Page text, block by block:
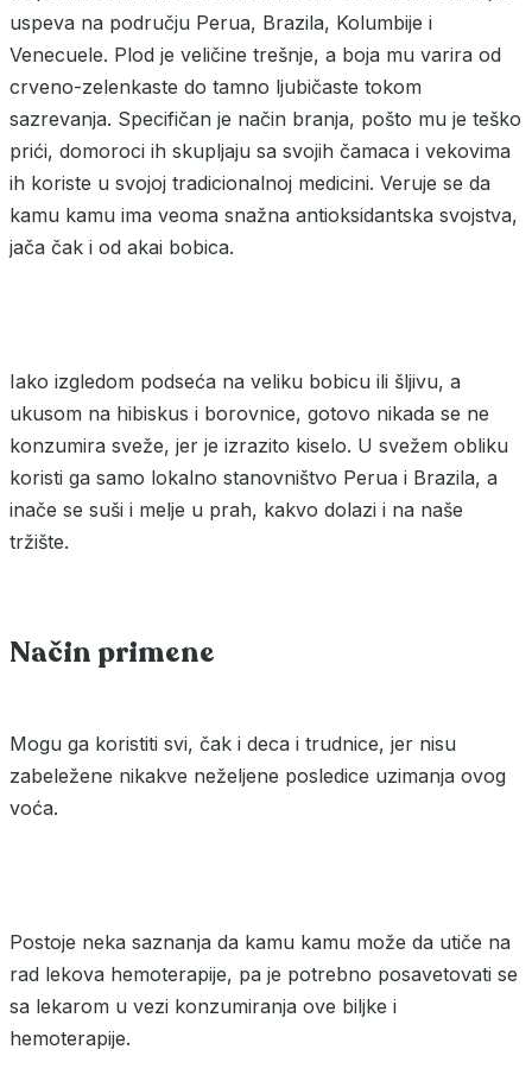
uspeva na području Perua, Brazila, Kolumbije i
Venecuele. Plod je veličine trešnje, a boja mu varira od
crveno-zelenkaste do tamno ljubičaste tokom
sazrevanja. Specifičan je način branja, pošto mu je teško
prići, domoroci ih skupljaju sa svojih čamaca i vekovima
ih koriste u svojoj tradicionalnoj medicini. Veruje se da
kamu kamu ima veoma snažna antioksidantska svojstva,
jača čak i od akai bobica.
Iako izgledom podseća na veliku bobicu ili šljivu, a
ukusom na hibiskus i borovnice, gotovo nikada se ne
konzumira sveže, jer je izrazito kiselo. U svežem obliku
koristi ga samo lokalno stanovništvo Perua i Brazila, a
inače se suši i melje u prah, kakvo dolazi i na naše
tržište.
Način primene
Mogu ga koristiti svi, čak i deca i trudnice, jer nisu
zabeležene nikakve neželjene posledice uzimanja ovog
voća.
Postoje neka saznanja da kamu kamu može da utiče na
rad lekova hemoterapije, pa je potrebno posavetovati se
sa lekarom u vezi konzumiranja ove biljke i
hemoterapije.